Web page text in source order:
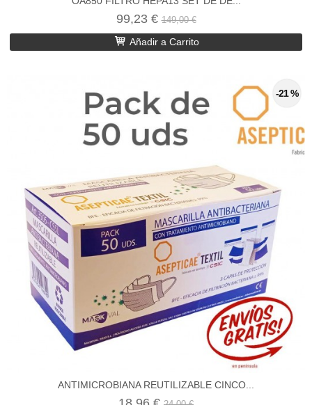
99,23 €149,00 €
Añadir a Carrito
-21 %
ANTIMICROBIANA REUTILIZABLE CINCO...